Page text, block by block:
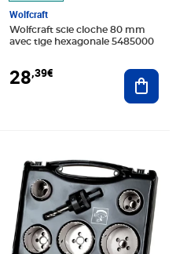
au panier
Wolfcraft
Wolfcraft scie cloche 80 mm
avec tige hexagonale 5485000
28,39€